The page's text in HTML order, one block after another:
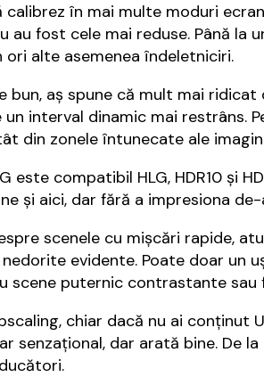
în mai multe moduri
au fost cele mai reduse. Până
ori alte asemenea îndeletniciri.
bun, aș spune că mult mai
un interval dinamic mai restrâns.
din zonele întunecate ale
este compatibil HLG, HDR10 și
și aici, dar fără a impresiona
scenele cu mișcări rapide,
evidente. Poate doar un
scene puternic contrastante
chiar dacă nu ai conținut
senzațional, dar arată bine. De